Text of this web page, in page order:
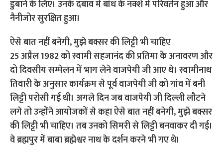
डुबाने के लिए। उनके दबाव में बांध के नक्शे में परिवर्तन हुआ और
नैनीजोर सुरक्षित हुआ।
ऐसे बात नहीं बनेगी, मुझे बक्सर की लिट्टी भी चाहिए
25 अप्रैल 1982 को स्वामी सहजानंद की प्रतिमा के अनावरण और
दो दिवसीय सम्मेलन में भाग लेने वाजपेयी जी आए थे। स्वामीनाथ
तिवारी के अनुसार कार्यक्रम से पूर्व वाजपेयी जी को गांव में बनी
लिट्टी परोसी गई थी। अगले दिन जब वाजपेयी जी दिल्ली लौटने
लगे तो उन्होंने आयोजकों से कहा ऐसे बात नहीं बनेगी, मुझे बक्सर
की लिट्टी भी चाहिए। तब उनको सिमरी से लिट्टी बनवाकर दी गई।
वे ब्रह्मपुर में बाबा ब्रह्मेश्वर नाथ के दर्शन करने भी गए थे।